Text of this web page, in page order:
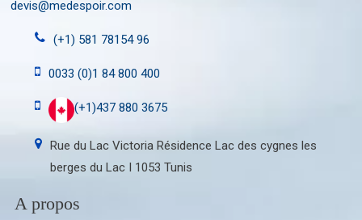
devis@medespoir.com
(+1) 581 78154 96
0033 (0)1 84 800 400
(+1)437 880 3675
Rue du Lac Victoria Résidence Lac des cygnes les
berges du Lac I 1053 Tunis
A propos